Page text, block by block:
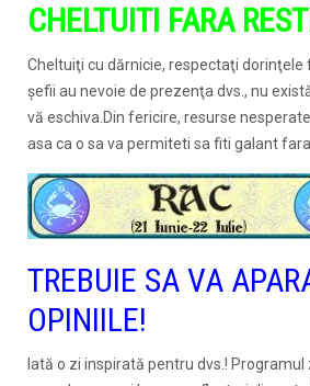
CHELTUITI FARA
Cheltuiţi cu dărnicie, respectaţi dorinţele
şefii au nevoie de prezenţa dvs., nu
vă eschiva.Din fericire, resurse
asa ca o sa va permiteti sa fiti galant
TREBUIE SA VA
OPINIILE!
Iată o zi inspirată pentru dvs.! Programul